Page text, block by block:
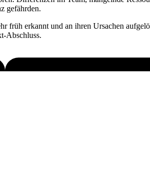
gefährden.
früh erkannt und an ihren Ursachen
Abschluss.